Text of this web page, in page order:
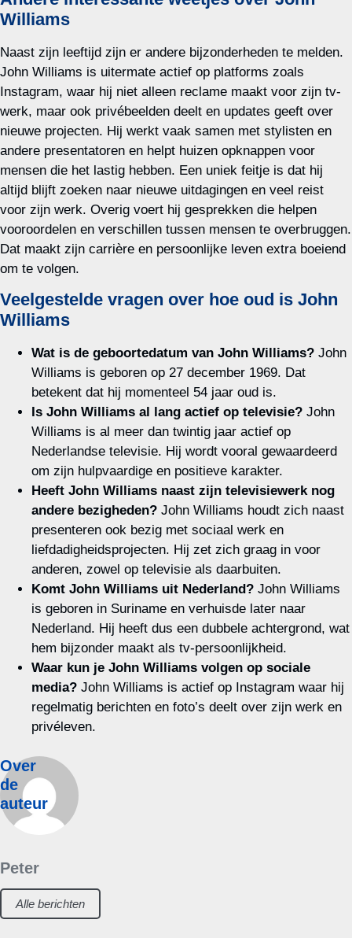
Williams
Naast zijn leeftijd zijn er andere bijzonderheden te melden.
John Williams is uitermate actief op platforms zoals
Instagram, waar hij niet alleen reclame maakt voor zijn tv-
werk, maar ook privébeelden deelt en updates geeft over
nieuwe projecten. Hij werkt vaak samen met stylisten en
andere presentatoren en helpt huizen opknappen voor
mensen die het lastig hebben. Een uniek feitje is dat hij
altijd blijft zoeken naar nieuwe uitdagingen en veel reist
voor zijn werk. Overig voert hij gesprekken die helpen
vooroordelen en verschillen tussen mensen te overbruggen.
Dat maakt zijn carrière en persoonlijke leven extra boeiend
om te volgen.
Veelgestelde vragen over hoe oud is John
Williams
Wat is de geboortedatum van John Williams? John
Williams is geboren op 27 december 1969. Dat
betekent dat hij momenteel 54 jaar oud is.
Is John Williams al lang actief op televisie? John
Williams is al meer dan twintig jaar actief op
Nederlandse televisie. Hij wordt vooral gewaardeerd
om zijn hulpvaardige en positieve karakter.
Heeft John Williams naast zijn televisiewerk nog
andere bezigheden? John Williams houdt zich naast
presenteren ook bezig met sociaal werk en
liefdadigheidsprojecten. Hij zet zich graag in voor
anderen, zowel op televisie als daarbuiten.
Komt John Williams uit Nederland? John Williams
is geboren in Suriname en verhuisde later naar
Nederland. Hij heeft dus een dubbele achtergrond, wat
hem bijzonder maakt als tv-persoonlijkheid.
Waar kun je John Williams volgen op sociale
media? John Williams is actief op Instagram waar hij
regelmatig berichten en foto’s deelt over zijn werk en
privéleven.
Over
de
auteur
Peter
Alle berichten